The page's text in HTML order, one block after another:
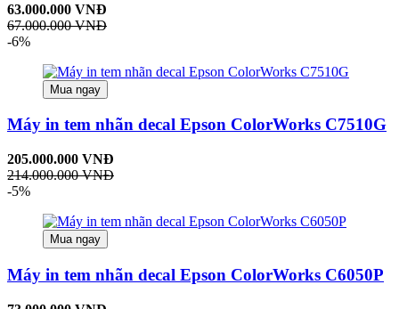
63.000.000 VNĐ
67.000.000 VNĐ
-6%
Mua ngay
Máy in tem nhãn decal Epson ColorWorks C7510G
205.000.000 VNĐ
214.000.000 VNĐ
-5%
Mua ngay
Máy in tem nhãn decal Epson ColorWorks C6050P